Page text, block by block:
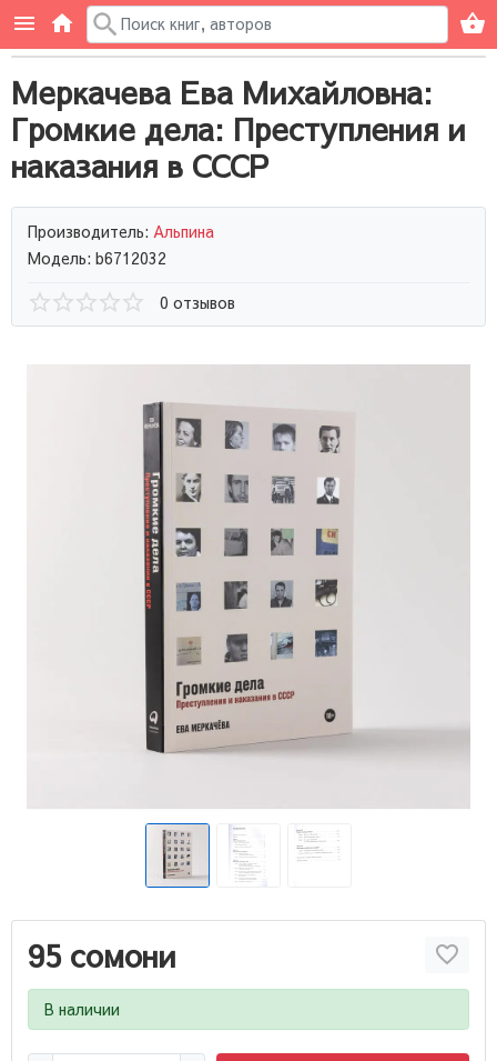
Меркачева Ева Михайловна:
Громкие дела: Преступления и
наказания в СССР
Производитель: Альпина
Модель: b6712032
0 отзывов
95 сомони
В наличии